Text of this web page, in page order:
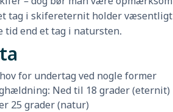
tag i skifereternit holder væsentligt
tid end et tag i natursten.
for undertag ved nogle former
Ned til 18 grader (eternit)
25 grader (natur)